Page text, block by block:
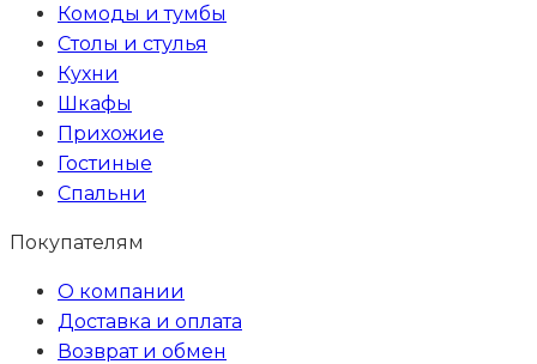
Комоды и тумбы
Столы и стулья
Кухни
Шкафы
Прихожие
Гостиные
Спальни
Покупателям
О компании
Доставка и оплата
Возврат и обмен